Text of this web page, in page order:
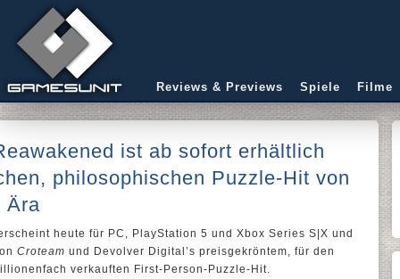
Reviews & Previews Spiele Filme
ist ab sofort erhältlich
philosophischen Puzzle-Hit von
Ära
heute für PC, PlayStation 5 und Xbox Series S|X und
Croteam und Devolver Digital’s preisgekröntem, für den
verkauften First-Person-Puzzle-Hit.